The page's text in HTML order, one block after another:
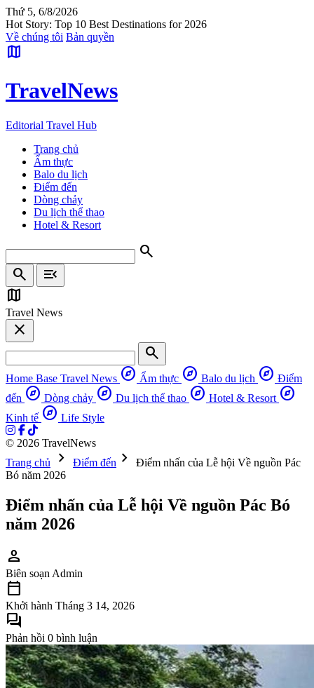
Thứ 5, 6/8/2026
Hot Story: Top 10 Best Destinations for 2026
Về chúng tôi Bản quyền
map
TravelNews
Editorial Travel Hub
Trang chủ
Ẩm thực
Balo du lịch
Điểm đến
Dòng chảy
Du lịch thể thao
Hotel & Resort
search
search
menu_open
map
Travel News
close
search
Home Base Travel News explore Ẩm thực explore Balo du lịch explore Điểm
đến explore Dòng chảy explore Du lịch thể thao explore Hotel & Resort explore
Kinh tế explore Life Style
© 2026 TravelNews
Trang chủ
chevron_right Điểm đến chevron_right
Điểm nhấn của Lễ hội Về nguồn Pác
Bó năm 2026
Điểm nhấn của Lễ hội Về nguồn Pác Bó
năm 2026
person
Biên soạn Admin
calendar_today
Khởi hành Tháng 3 14, 2026
forum
Phản hồi 0 bình luận